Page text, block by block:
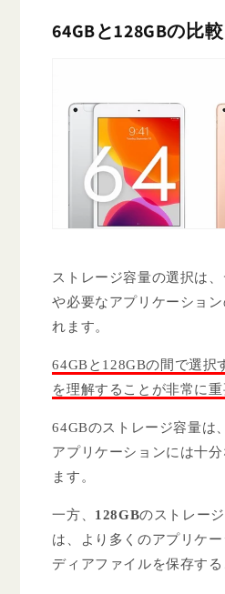
64GBと128GBの比較
ストレージ容量の選択は
や必要なアプリケーショ
れます。
64GBと128GBの間で選択
を理解することが非常に重
64GBのストレージ容量は
アプリケーションには十
ます。
一方、 128GBのストレー
は、より多くのアプリケ
ディアファイルを保存する